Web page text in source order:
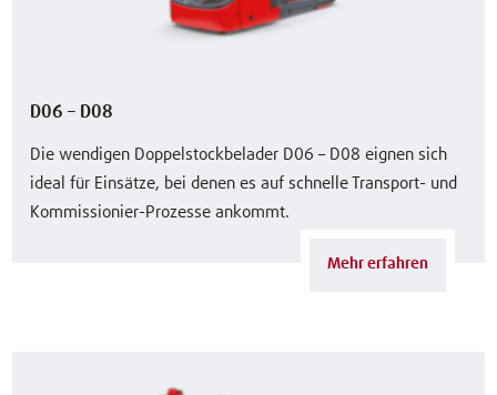
D06 – D08
Die wendigen Doppelstockbelader D06 – D08 eignen sich
ideal für Einsätze, bei denen es auf schnelle Transport- und
Kommissionier-Prozesse ankommt.
Mehr erfahren